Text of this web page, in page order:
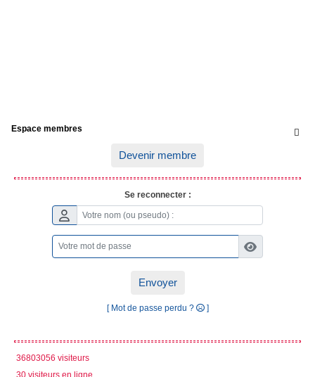

Espace membres
Devenir membre
Se reconnecter :
Envoyer
[ Mot de passe perdu ? ]
36803056 visiteurs
30 visiteurs en ligne